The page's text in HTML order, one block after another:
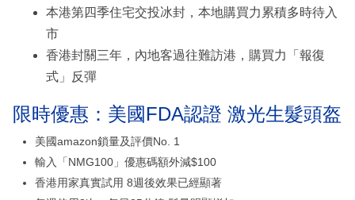
本港第四季住宅交投冰封，本地購買力累積多時待入
市
香港封關三年，內地客過往難訪港，購買力「報復
式」反彈
限時優惠：美國FDA認證 激光生髮頭盔
美國amazon鎖量及評價No. 1
輸入「NMG100」優惠碼額外減$100
香港用家真實試用 8週後效果已經顯著